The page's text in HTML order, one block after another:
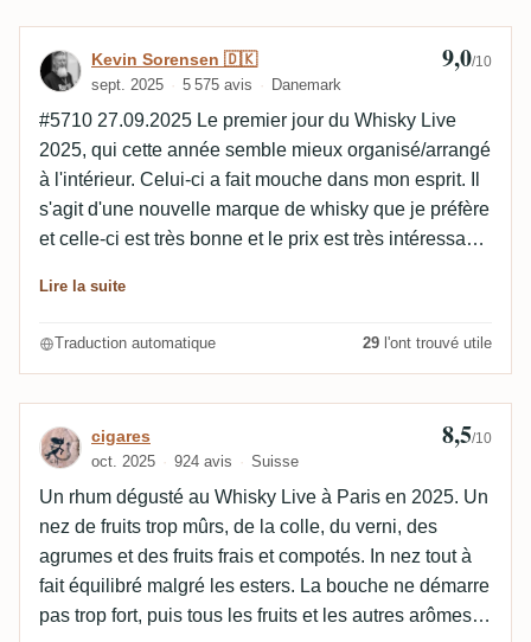
gourmandise, des esters généreux qui évoquent la
colle et les solvants, un boisé rôti et vanillé bien dosé
et une touche pâtissière offrent un superbe bouquet
gustatif. Ce rhum est huileux, un peu sec et funky
comme il faut, parfaitement équilibré et hyper rond.
L’alcool est maîtrisé à la perfection. La finale est de
longueur moyenne et devient un concentré des
arômes décrits tout au long de la dégustation. Le profil
bout. Un superbe rhum, dont l’éclat me rappelle un
Avis de Kevin Sorensen 🇩🇰
Kevin Sorensen 🇩🇰
sept. 2025 5 575 avis Danemark
9,0/10
#5710 27.09.2025 Le premier jour du Whisky Live
2025, qui cette année semble mieux organisé/arrangé
à l'intérieur. Celui-ci a fait mouche dans mon esprit. Il
s'agit d'une nouvelle marque de whisky que je préfère
et celle-ci est très bonne et le prix est très intéressant.
de colle et de pâte d'amande légère. Chaud mais bien
massepain et une douceur naturelle.
Lire la suite
Traduction automatique 29 l'ont trouvé utile
Avis de cigares
cigares
oct. 2025 924 avis Suisse
8,5/10
Un rhum dégusté au Whisky Live à Paris en 2025. Un
nez de fruits trop mûrs, de la colle, du verni, des
agrumes et des fruits frais et compotés. In nez tout à
fait équilibré malgré les esters. La bouche ne démarre
pas trop fort, puis tous les fruits et les autres arômes